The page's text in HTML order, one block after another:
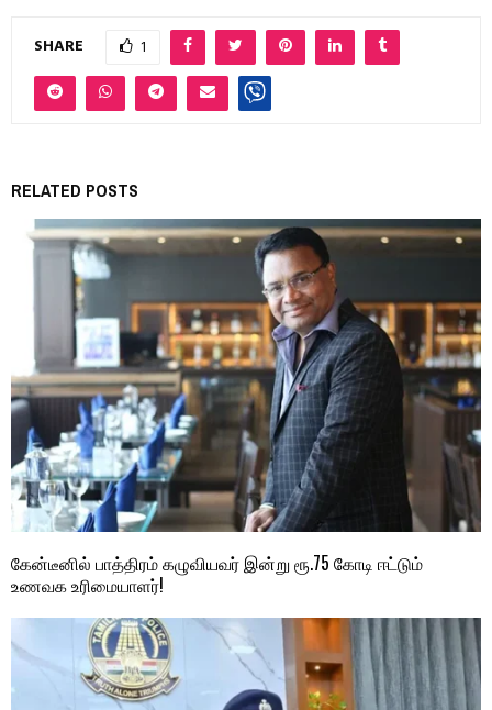
SHARE 1
RELATED POSTS
கேன்டீனில் பாத்திரம் கழுவியவர் இன்று ரூ.75 கோடி ஈட்டும்
உணவக உரிமையாளர்!